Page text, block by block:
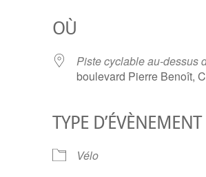
Google
OÙ
Piste cyclable au-dessus
boulevard Pierre Benoît,
TYPE D’ÉVÈNEMENT
Vélo